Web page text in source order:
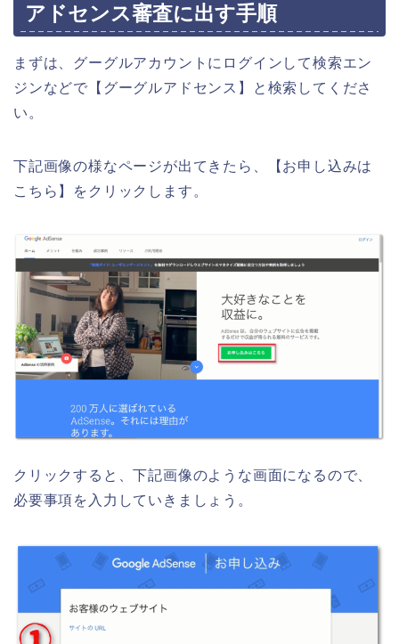
アドセンス審査に出す手順
まずは、グーグルアカウントにログインして検索エン
ジンなどで【グーグルアドセンス】と検索してくださ
い。
下記画像の様なページが出てきたら、【お申し込みは
こちら】をクリックします。
クリックすると、下記画像のような画面になるので、
必要事項を入力していきましょう。